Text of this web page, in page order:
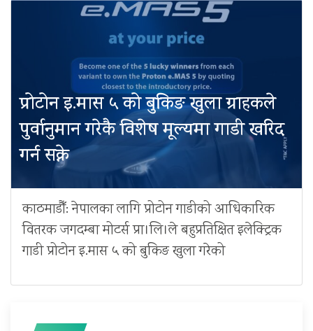
प्रोटोन इ.मास ५ को बुकिङ खुला ग्राहकले
पुर्वानुमान गरेकै विशेष मूल्यमा गाडी खरिद
गर्न सक्ने
काठमाडौँ: नेपालका लागि प्रोटोन गाडीको आधिकारिक
वितरक जगदम्बा मोटर्स प्रा।लि।ले बहुप्रतिक्षित इलेक्ट्रिक
गाडी प्रोटोन इ.मास ५ को बुकिङ खुला गरेको